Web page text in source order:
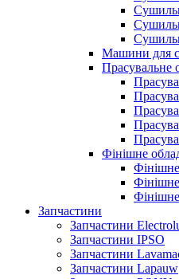
Машини для
Прасувальне
Фінішне
Запчастини
Запчастини
Запчастини IPSO
Запчастини
Запчастини Lapauw